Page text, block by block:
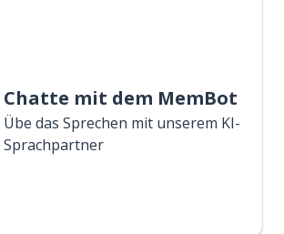
Chatte mit dem MemBot
Übe das Sprechen mit unserem KI-
Sprachpartner